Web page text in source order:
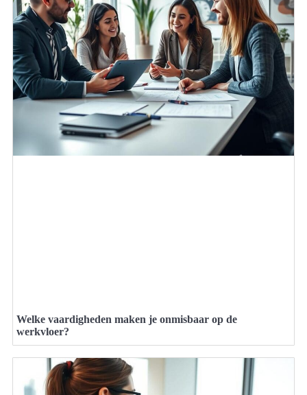
Welke vaardigheden maken je onmisbaar op de
werkvloer?